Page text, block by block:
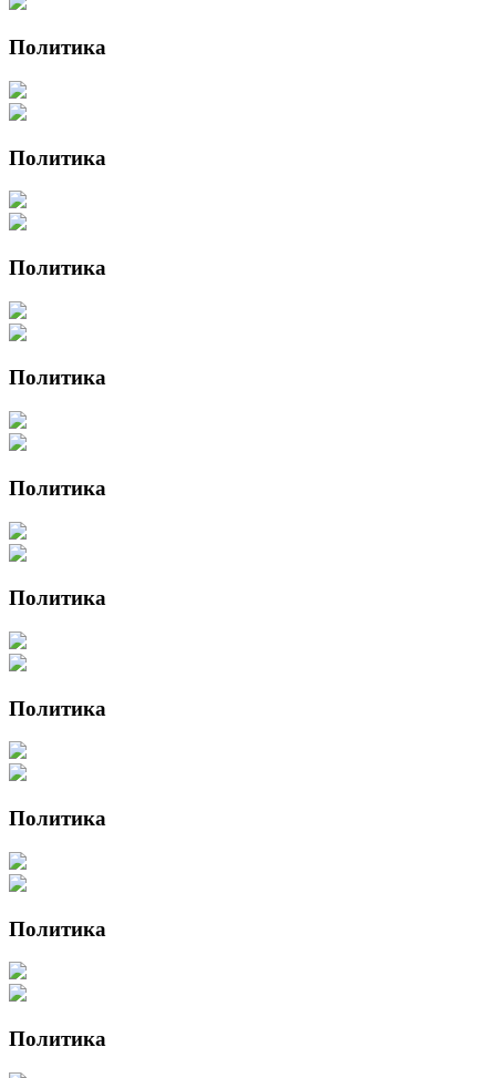
Политика
Политика
Политика
Политика
Политика
Политика
Политика
Политика
Политика
Политика